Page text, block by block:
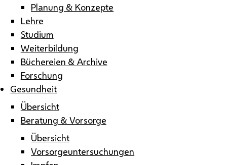
Planung & Konzepte
Lehre
Studium
Weiterbildung
Büchereien & Archive
Forschung
Gesundheit
Übersicht
Beratung & Vorsorge
Übersicht
Vorsorgeuntersuchungen